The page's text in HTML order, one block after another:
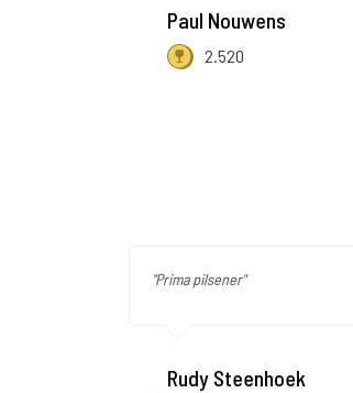
Paul Nouwens
2.520
"Prima pilsener"
Rudy Steenhoek